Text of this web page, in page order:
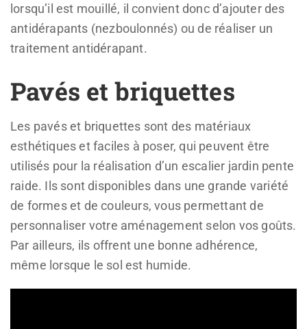
lorsqu’il est mouillé, il convient donc d’ajouter des
antidérapants (nezboulonnés) ou de réaliser un
traitement antidérapant.
Pavés et briquettes
Les pavés et briquettes sont des matériaux
esthétiques et faciles à poser, qui peuvent être
utilisés pour la réalisation d’un escalier jardin pente
raide. Ils sont disponibles dans une grande variété
de formes et de couleurs, vous permettant de
personnaliser votre aménagement selon vos goûts.
Par ailleurs, ils offrent une bonne adhérence,
même lorsque le sol est humide.